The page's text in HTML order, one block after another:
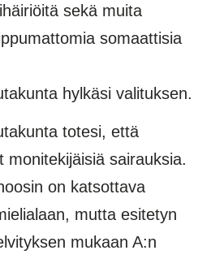
sekä muita
somaattisia
hylkäsi valituksen.
totesi, että
monitekijäisiä sairauksia.
on katsottava
mutta esitetyn
mukaan A:n